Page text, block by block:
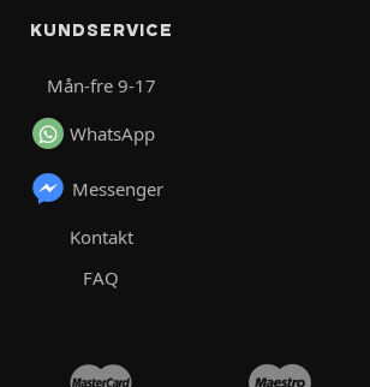
KUNDSERVICE
Mån-fre 9-17
WhatsApp
Messenger
Kontakt
FAQ